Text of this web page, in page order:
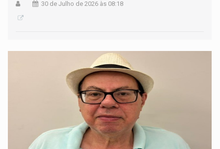
30 de Julho de 2026 às 08:18